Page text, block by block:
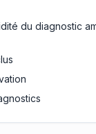
du diagnostic